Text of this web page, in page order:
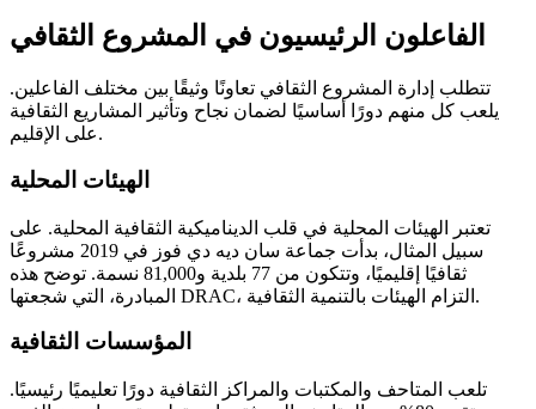
الفاعلون الرئيسيون في المشروع الثقافي
تتطلب إدارة المشروع الثقافي تعاونًا وثيقًا بين مختلف الفاعلين.
يلعب كل منهم دورًا أساسيًا لضمان نجاح وتأثير المشاريع الثقافية
على الإقليم.
الهيئات المحلية
تعتبر الهيئات المحلية في قلب الديناميكية الثقافية المحلية. على
سبيل المثال، بدأت جماعة سان ديه دي فوز في 2019 مشروعًا
ثقافيًا إقليميًا، وتتكون من 77 بلدية و81,000 نسمة. توضح هذه
المبادرة، التي شجعتها DRAC، التزام الهيئات بالتنمية الثقافية.
المؤسسات الثقافية
تلعب المتاحف والمكتبات والمراكز الثقافية دورًا تعليميًا رئيسيًا.